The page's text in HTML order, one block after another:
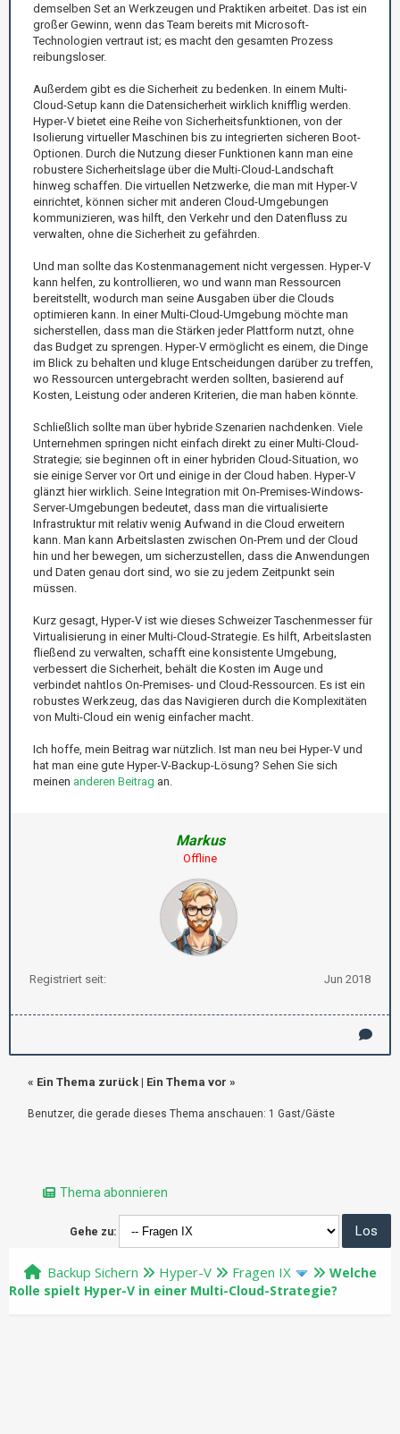
demselben Set an Werkzeugen und Praktiken arbeitet. Das ist ein
großer Gewinn, wenn das Team bereits mit Microsoft-
Technologien vertraut ist; es macht den gesamten Prozess
reibungsloser.
Außerdem gibt es die Sicherheit zu bedenken. In einem Multi-
Cloud-Setup kann die Datensicherheit wirklich knifflig werden.
Hyper-V bietet eine Reihe von Sicherheitsfunktionen, von der
Isolierung virtueller Maschinen bis zu integrierten sicheren Boot-
Optionen. Durch die Nutzung dieser Funktionen kann man eine
robustere Sicherheitslage über die Multi-Cloud-Landschaft
hinweg schaffen. Die virtuellen Netzwerke, die man mit Hyper-V
einrichtet, können sicher mit anderen Cloud-Umgebungen
kommunizieren, was hilft, den Verkehr und den Datenfluss zu
verwalten, ohne die Sicherheit zu gefährden.
Und man sollte das Kostenmanagement nicht vergessen. Hyper-V
kann helfen, zu kontrollieren, wo und wann man Ressourcen
bereitstellt, wodurch man seine Ausgaben über die Clouds
optimieren kann. In einer Multi-Cloud-Umgebung möchte man
sicherstellen, dass man die Stärken jeder Plattform nutzt, ohne
das Budget zu sprengen. Hyper-V ermöglicht es einem, die Dinge
im Blick zu behalten und kluge Entscheidungen darüber zu treffen,
wo Ressourcen untergebracht werden sollten, basierend auf
Kosten, Leistung oder anderen Kriterien, die man haben könnte.
Schließlich sollte man über hybride Szenarien nachdenken. Viele
Unternehmen springen nicht einfach direkt zu einer Multi-Cloud-
Strategie; sie beginnen oft in einer hybriden Cloud-Situation, wo
sie einige Server vor Ort und einige in der Cloud haben. Hyper-V
glänzt hier wirklich. Seine Integration mit On-Premises-Windows-
Server-Umgebungen bedeutet, dass man die virtualisierte
Infrastruktur mit relativ wenig Aufwand in die Cloud erweitern
kann. Man kann Arbeitslasten zwischen On-Prem und der Cloud
hin und her bewegen, um sicherzustellen, dass die Anwendungen
und Daten genau dort sind, wo sie zu jedem Zeitpunkt sein
müssen.
Kurz gesagt, Hyper-V ist wie dieses Schweizer Taschenmesser für
Virtualisierung in einer Multi-Cloud-Strategie. Es hilft, Arbeitslasten
fließend zu verwalten, schafft eine konsistente Umgebung,
verbessert die Sicherheit, behält die Kosten im Auge und
verbindet nahtlos On-Premises- und Cloud-Ressourcen. Es ist ein
robustes Werkzeug, das das Navigieren durch die Komplexitäten
von Multi-Cloud ein wenig einfacher macht.
Ich hoffe, mein Beitrag war nützlich. Ist man neu bei Hyper-V und
hat man eine gute Hyper-V-Backup-Lösung? Sehen Sie sich
meinen anderen Beitrag an.
Markus
Offline
Registriert seit: Jun 2018
« Ein Thema zurück | Ein Thema vor »
Benutzer, die gerade dieses Thema anschauen: 1 Gast/Gäste
Thema abonnieren
Gehe zu:
Backup Sichern Hyper-V Fragen IX
Welche
Rolle spielt Hyper-V in einer Multi-Cloud-Strategie?